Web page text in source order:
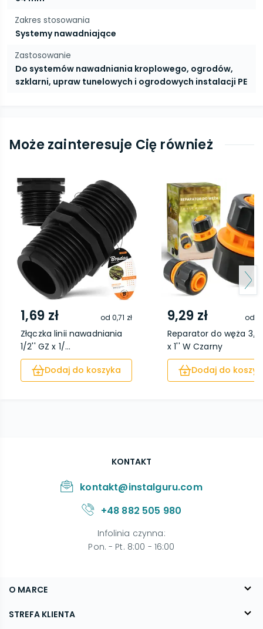
Zakres stosowania
Systemy nawadniające
Zastosowanie
Do systemów nawadniania kroplowego, ogrodów,
szklarni, upraw tunelowych i ogrodowych instalacji PE
Może zainteresuje Cię również
1,69 zł od0,71 zł
Złączka linii nawadniania
1/2'' GZ x 1/...
Dodaj do koszyka
9,29 zł od
Reparator do węża 3/
x 1'' W Czarny
Dodaj do
O MARCE
O nas
STREFA KLIENTA
KONTAKT
kontakt@instalguru.com
+48 882 505 980
Infolinia czynna:
Pon. - Pt. 8:00 - 16:00